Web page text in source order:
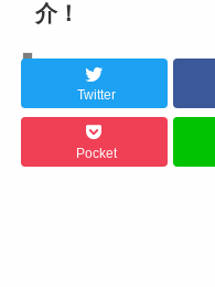
介！
Twitter
Pocket